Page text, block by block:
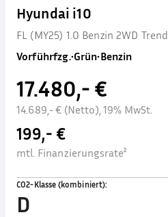
Hyundai i10
FL (MY25) 1.0 Benzin 2WD
Vorführfzg.•Grün•Benzin
17.480,- €
14.689,- € (Netto), 19% MwSt.
199,- €
mtl. Finanzierungsrate²
CO2-Klasse (kombiniert):
D